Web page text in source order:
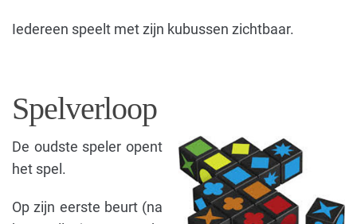
Iedereen speelt met zijn kubussen zichtbaar.
Spelverloop
De oudste speler opent
het spel.
Op zijn eerste beurt (na